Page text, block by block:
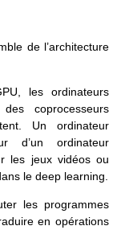
de l’architecture
les ordinateurs
coprocesseurs
Un ordinateur
d’un ordinateur
les jeux vidéos ou
le deep learning.
les programmes
en opérations